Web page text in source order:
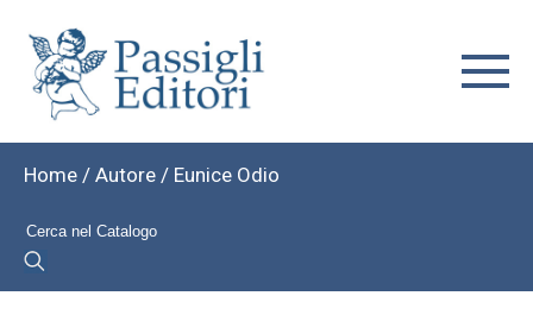
Home / Autore / Eunice Odio